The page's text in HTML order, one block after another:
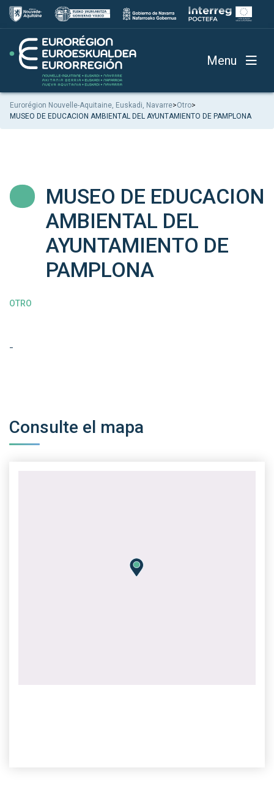
Menu
Eurorégion Nouvelle-Aquitaine, Euskadi, Navarre>Otro>
MUSEO DE EDUCACION AMBIENTAL DEL AYUNTAMIENTO DE PAMPLONA
MUSEO DE EDUCACION
AMBIENTAL DEL
AYUNTAMIENTO DE
PAMPLONA
OTRO
-
Consulte el mapa